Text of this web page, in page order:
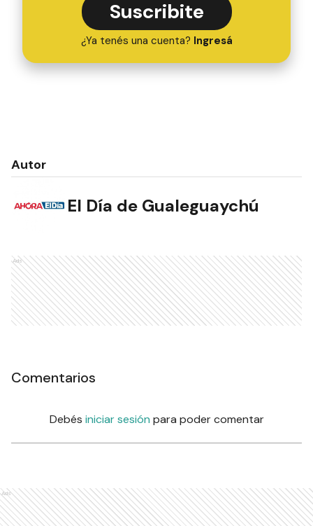
Suscribite
¿Ya tenés una cuenta? Ingresá
Autor
El Día de Gualeguaychú
NOTAS RELACIONADAS
Investigan si fue intencional
el incendio en la planta de
un parque: Lo detuvieron por
resistencia a la autoridad y
POLICIALES